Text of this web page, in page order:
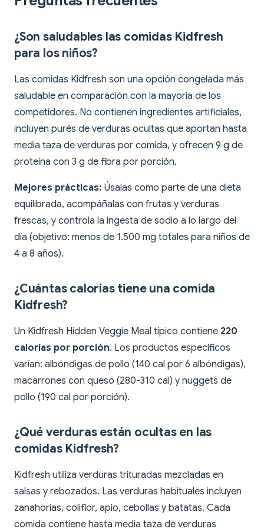
¿Son saludables las comidas Kidfresh
para los niños?
Las comidas Kidfresh son una opción congelada más
saludable en comparación con la mayoría de los
competidores. No contienen ingredientes artificiales,
incluyen purés de verduras ocultas que aportan hasta
media taza de verduras por comida, y ofrecen 9 g de
proteína con 3 g de fibra por porción.
Mejores prácticas: Úsalas como parte de una dieta
equilibrada, acompáñalas con frutas y verduras
frescas, y controla la ingesta de sodio a lo largo del
día (objetivo: menos de 1.500 mg totales para niños de
4 a 8 años).
¿Cuántas calorías tiene una comida
Kidfresh?
Un Kidfresh Hidden Veggie Meal típico contiene 220
calorías por porción. Los productos específicos
varían: albóndigas de pollo (140 cal por 6 albóndigas),
macarrones con queso (280-310 cal) y nuggets de
pollo (190 cal por porción).
¿Qué verduras están ocultas en las
comidas Kidfresh?
Kidfresh utiliza verduras trituradas mezcladas en
salsas y rebozados. Las verduras habituales incluyen
zanahorias, coliflor, apio, cebollas y batatas. Cada
comida contiene hasta media taza de verduras